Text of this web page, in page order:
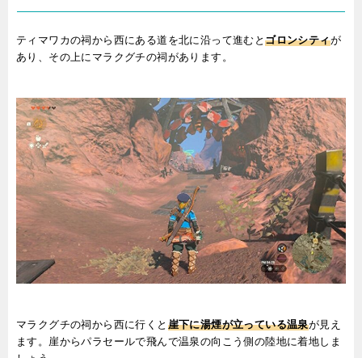
ティマワカの祠から西にある道を北に沿って進むとゴロンシティが
あり、その上にマラクグチの祠があります。
マラクグチの祠から西に行くと 崖下に湯煙が立っている温泉が見え
ます。崖からパラセールで飛んで温泉の向こう側の陸地に着地しま